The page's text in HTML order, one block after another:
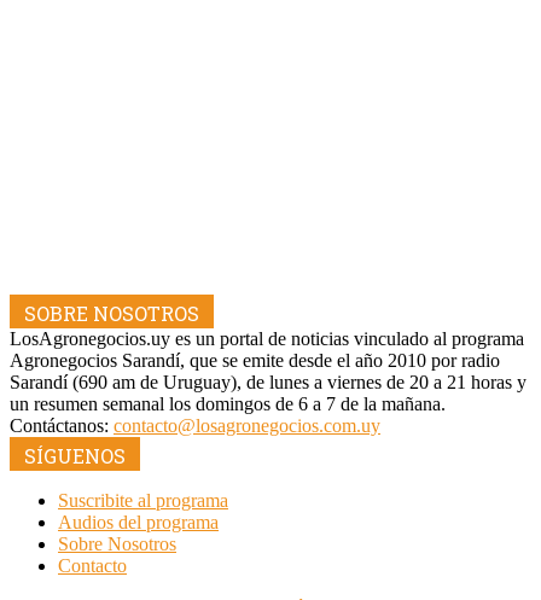
SOBRE NOSOTROS
LosAgronegocios.uy es un portal de noticias vinculado al programa
Agronegocios Sarandí, que se emite desde el año 2010 por radio
Sarandí (690 am de Uruguay), de lunes a viernes de 20 a 21 horas y
un resumen semanal los domingos de 6 a 7 de la mañana.
Contáctanos: contacto@losagronegocios.com.uy
SÍGUENOS
Suscribite al programa
Audios del programa
Sobre Nosotros
Contacto